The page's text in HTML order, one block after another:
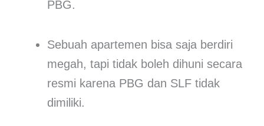
PBG.
Sebuah apartemen bisa saja berdiri
megah, tapi tidak boleh dihuni secara
resmi karena PBG dan SLF tidak
dimiliki.